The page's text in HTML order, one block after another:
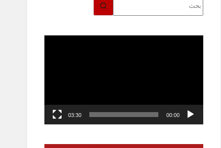
توجد
00:00
03:30